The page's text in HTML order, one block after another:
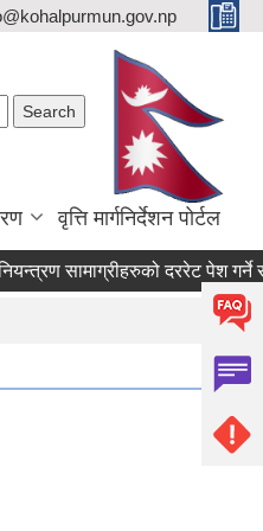
वृत्ति मार्गनिर्देशन पोर्टल